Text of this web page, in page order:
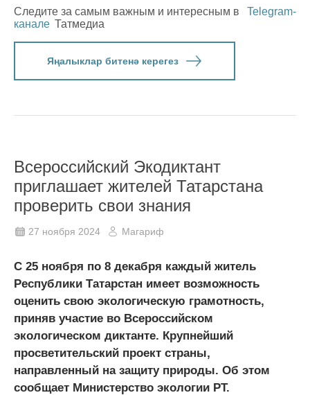
Следите за самым важным и интересным в
Telegram-
канале Татмедиа
Яңалыклар битенә керегез
Всероссийский Экодиктант
приглашает жителей Татарстана
проверить свои знания
27 ноября 2024 Магариф
C 25 ноября по 8 декабря каждый житель
Республики Татарстан имеет возможность
оценить свою экологическую грамотность,
приняв участие во Всероссийском
экологическом диктанте. Крупнейший
просветительский проект страны,
направленный на защиту природы. Об этом
сообщает Министерство экологии РТ.